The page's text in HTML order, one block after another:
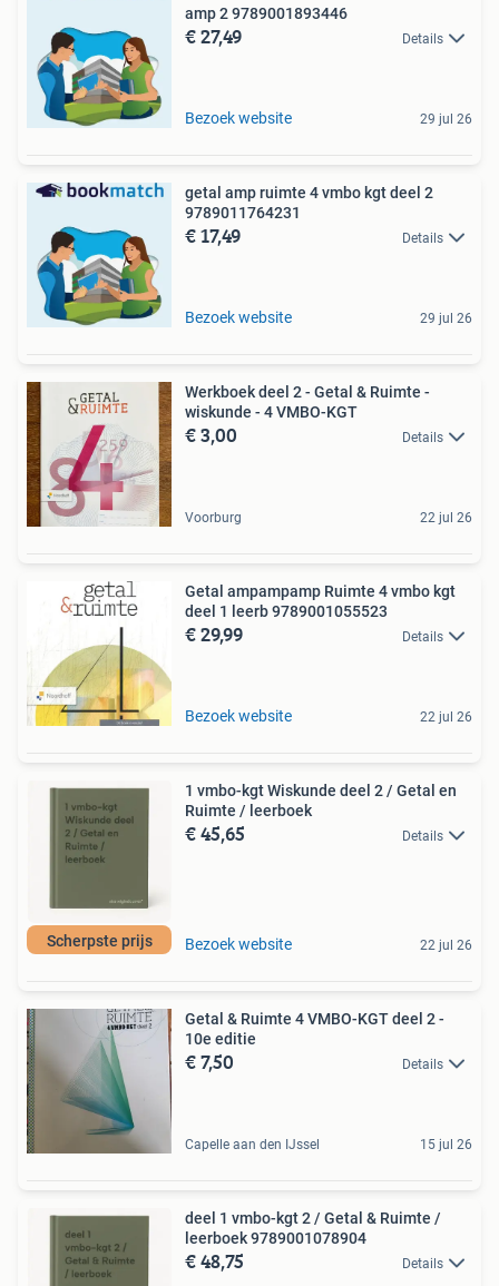
amp 2 9789001893446
€ 27,49 Details
Bezoek website 29 jul 26
getal amp ruimte 4 vmbo kgt deel 2
9789011764231
€ 17,49 Details
Bezoek website 29 jul 26
Werkboek deel 2 - Getal & Ruimte -
wiskunde - 4 VMBO-KGT
€ 3,00 Details
Voorburg 22 jul 26
Getal ampampamp Ruimte 4 vmbo kgt
deel 1 leerb 9789001055523
€ 29,99 Details
Bezoek website 22 jul 26
Scherpste prijs
1 vmbo-kgt Wiskunde deel 2 / Getal en
Ruimte / leerboek
€ 45,65 Details
Bezoek website 22 jul 26
Getal & Ruimte 4 VMBO-KGT deel 2 -
10e editie
€ 7,50 Details
Capelle aan den IJssel 15 jul 26
deel 1 vmbo-kgt 2 / Getal & Ruimte /
leerboek 9789001078904
€ 48,75 Details